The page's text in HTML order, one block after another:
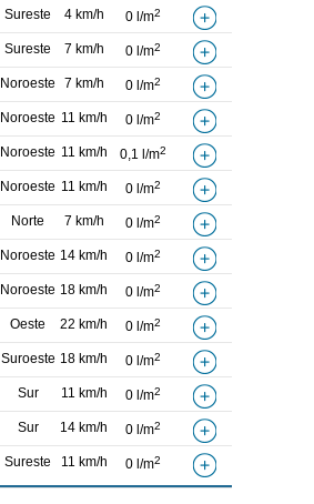
Sureste 4 km/h 0 l/m2
Sureste 7 km/h 0 l/m2
Noroeste 7 km/h 0 l/m2
Noroeste 11 km/h 0 l/m2
Noroeste 11 km/h 0,1 l/m2
Noroeste 11 km/h 0 l/m2
Norte 7 km/h 0 l/m2
Noroeste 14 km/h 0 l/m2
Noroeste 18 km/h 0 l/m2
Oeste 22 km/h 0 l/m2
Suroeste 18 km/h 0 l/m2
Sur 11 km/h 0 l/m2
Sur 14 km/h 0 l/m2
Sureste 11 km/h 0 l/m2